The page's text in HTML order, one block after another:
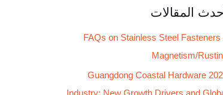
أحدث المقالات
FAQs on Stainless Steel Fasteners
Magnetism/
2026 Guangdong Coastal Hardware